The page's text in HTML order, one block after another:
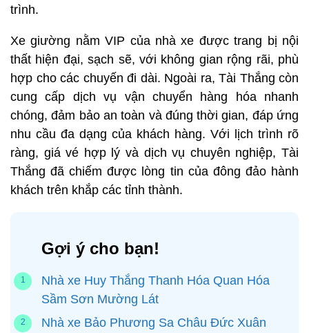
trình.
Xe giường nằm VIP của nhà xe được trang bị nội
thất hiện đại, sạch sẽ, với không gian rộng rãi, phù
hợp cho các chuyến đi dài. Ngoài ra, Tài Thắng còn
cung cấp dịch vụ vận chuyển hàng hóa nhanh
chóng, đảm bảo an toàn và đúng thời gian, đáp ứng
nhu cầu đa dạng của khách hàng. Với lịch trình rõ
ràng, giá vé hợp lý và dịch vụ chuyên nghiệp, Tài
Thắng đã chiếm được lòng tin của đông đảo hành
khách trên khắp các tỉnh thành.
Gợi ý cho bạn!
Nhà xe Huy Thắng Thanh Hóa Quan Hóa
Sầm Sơn Mường Lát
Nhà xe Bảo Phương Sa Châu Đức Xuân